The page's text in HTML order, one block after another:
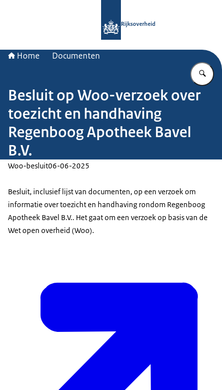
Rijksoverheid
Home Documenten
Besluit op Woo-verzoek over
toezicht en handhaving
Regenboog Apotheek Bavel
B.V.
Woo-besluit06-06-2025
Besluit, inclusief lijst van documenten, op een verzoek om
informatie over toezicht en handhaving rondom Regenboog
Apotheek Bavel B.V.. Het gaat om een verzoek op basis van de
Wet open overheid (Woo).